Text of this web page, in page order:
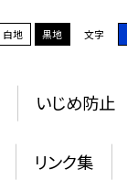
白地 黒地 文字
いじめ防止
リンク集